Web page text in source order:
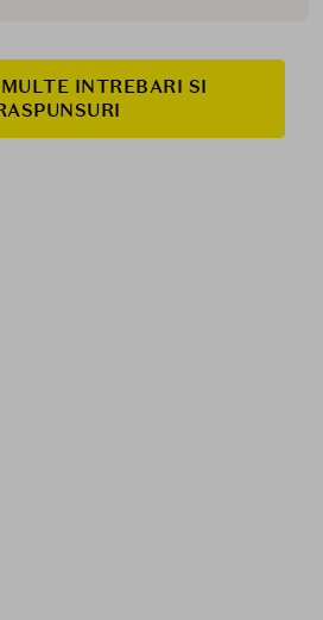
INTREBARI SI